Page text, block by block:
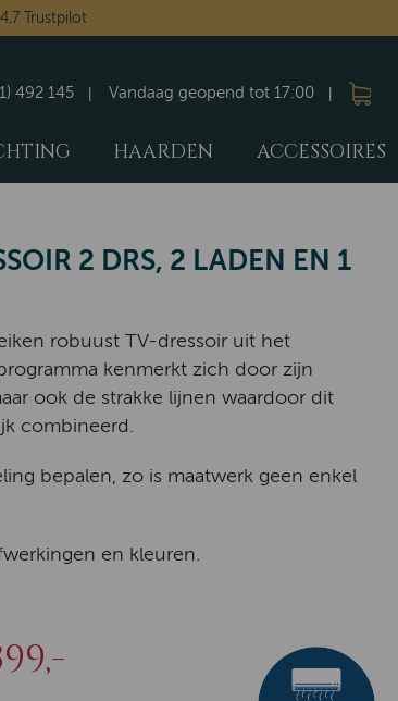
Trustpilot
Vandaag geopend tot 17:00
492 145
HAARDEN ACCESSOIRES
2 DRS, 2 LADEN EN 1
robuust TV-dressoir uit het
kenmerkt zich door zijn
ook de strakke lijnen waardoor dit
combineerd.
bepalen, zo is maatwerk geen enkel
en kleuren.